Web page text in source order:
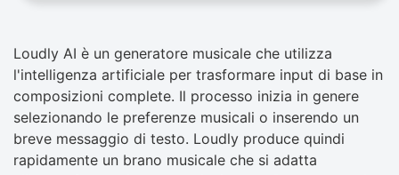
Loudly AI è un generatore musicale che utilizza
l'intelligenza artificiale per trasformare input di base in
composizioni complete. Il processo inizia in genere
selezionando le preferenze musicali o inserendo un
breve messaggio di testo. Loudly produce quindi
rapidamente un brano musicale che si adatta